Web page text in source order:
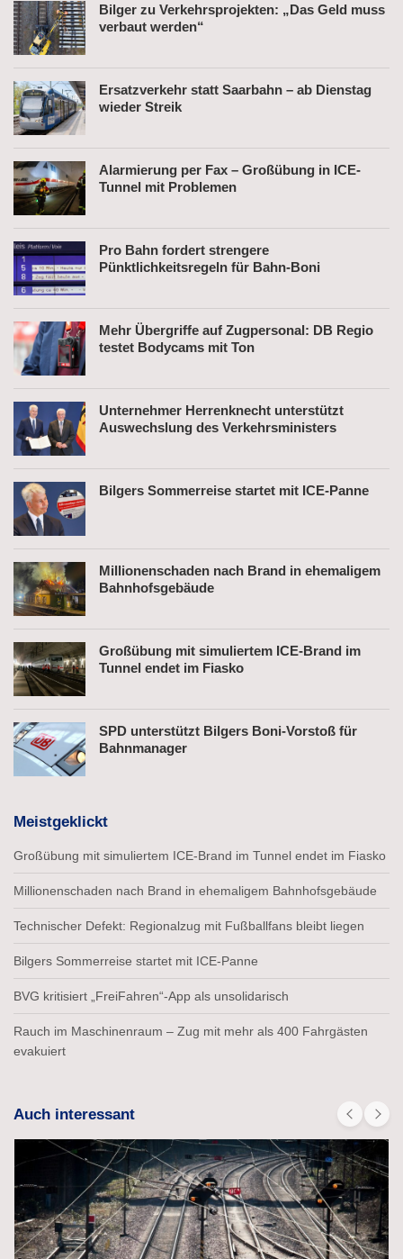
Bilger zu Verkehrsprojekten: „Das Geld muss
verbaut werden“
Ersatzverkehr statt Saarbahn – ab Dienstag
wieder Streik
Alarmierung per Fax – Großübung in ICE-
Tunnel mit Problemen
Pro Bahn fordert strengere
Pünktlichkeitsregeln für Bahn-Boni
Mehr Übergriffe auf Zugpersonal: DB Regio
testet Bodycams mit Ton
Unternehmer Herrenknecht unterstützt
Auswechslung des Verkehrsministers
Bilgers Sommerreise startet mit ICE-Panne
Millionenschaden nach Brand in ehemaligem
Bahnhofsgebäude
Großübung mit simuliertem ICE-Brand im
Tunnel endet im Fiasko
SPD unterstützt Bilgers Boni-Vorstoß für
Bahnmanager
Meistgeklickt
Großübung mit simuliertem ICE-Brand im Tunnel endet im Fiasko
Millionenschaden nach Brand in ehemaligem Bahnhofsgebäude
Technischer Defekt: Regionalzug mit Fußballfans bleibt liegen
Bilgers Sommerreise startet mit ICE-Panne
BVG kritisiert „FreiFahren“-App als unsolidarisch
Rauch im Maschinenraum – Zug mit mehr als 400 Fahrgästen
evakuiert
Auch interessant